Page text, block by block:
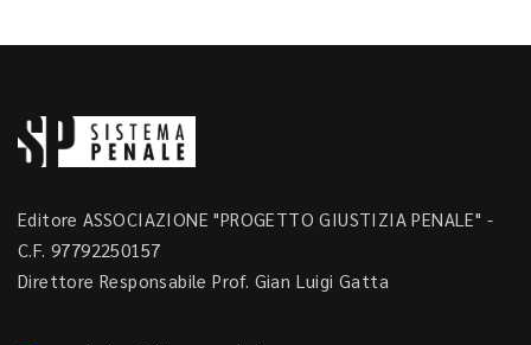
Editore ASSOCIAZIONE "PROGETTO GIUSTIZIA PENALE" -
C.F. 97792250157
Direttore Responsabile Prof. Gian Luigi Gatta